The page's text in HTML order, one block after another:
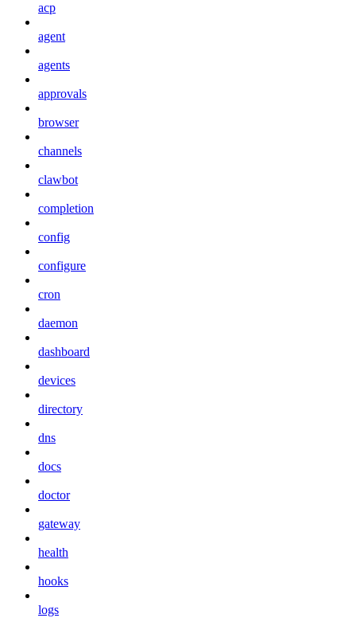
acp
agent
agents
approvals
browser
channels
clawbot
completion
config
configure
cron
daemon
dashboard
devices
directory
dns
docs
doctor
gateway
health
hooks
logs